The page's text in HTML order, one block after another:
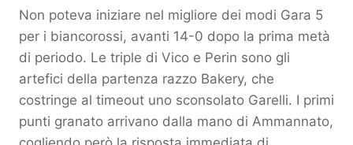
Non poteva iniziare nel migliore dei modi Gara 5
per i biancorossi, avanti 14-0 dopo la prima metà
di periodo. Le triple di Vico e Perin sono gli
artefici della partenza razzo Bakery, che
costringe al timeout uno sconsolato Garelli. I primi
punti granato arrivano dalla mano di Ammannato,